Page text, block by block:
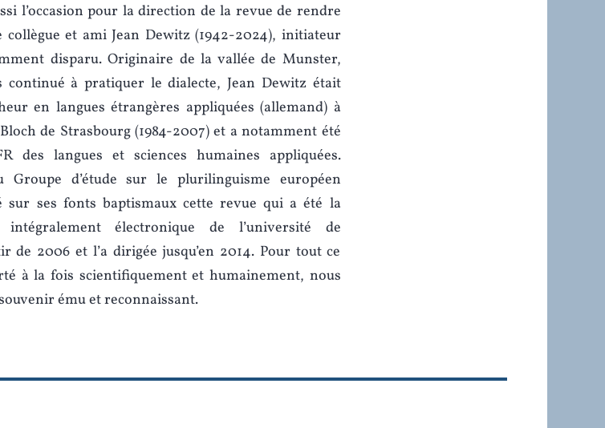
l’occasion pour la direction de la revue de rendre
et ami Jean Dewitz (1942-2024), initiateur
disparu. Originaire de la vallée de Munster,
à pratiquer le dialecte, Jean Dewitz était
en langues étrangères appliquées (allemand) à
de Strasbourg (1984-2007) et a notamment été
des langues et sciences humaines appliquées.
d’étude sur le plurilinguisme européen
sur ses fonts baptismaux cette revue qui a été la
électronique de l’université de
de 2006 et l’a dirigée jusqu’en 2014. Pour tout ce
à la fois scientifiquement et humainement, nous
ému et reconnaissant.